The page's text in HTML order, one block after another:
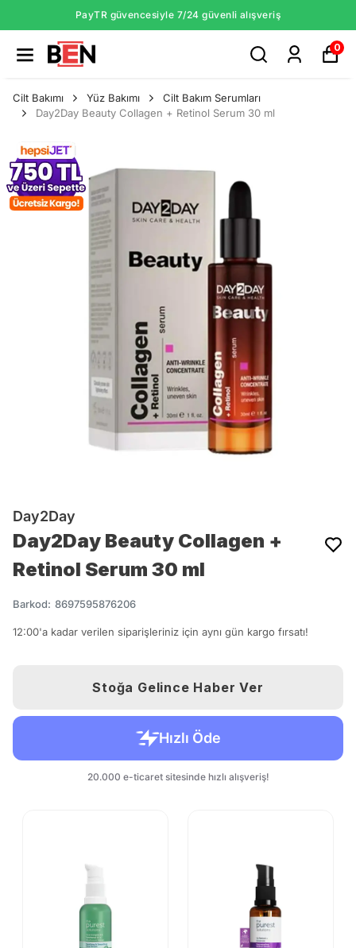
PayTR güvencesiyle 7/24 güvenli alışveriş
0
Cilt Bakımı Yüz Bakımı
Cilt Bakım Serumları
Day2Day Beauty Collagen + Retinol Serum 30 ml
Day2Day
Day2Day Beauty Collagen +
Retinol Serum 30 ml
Barkod: 8697595876206
12:00'a kadar verilen siparişleriniz için aynı gün kargo fırsatı!
Stoğa Gelince Haber Ver